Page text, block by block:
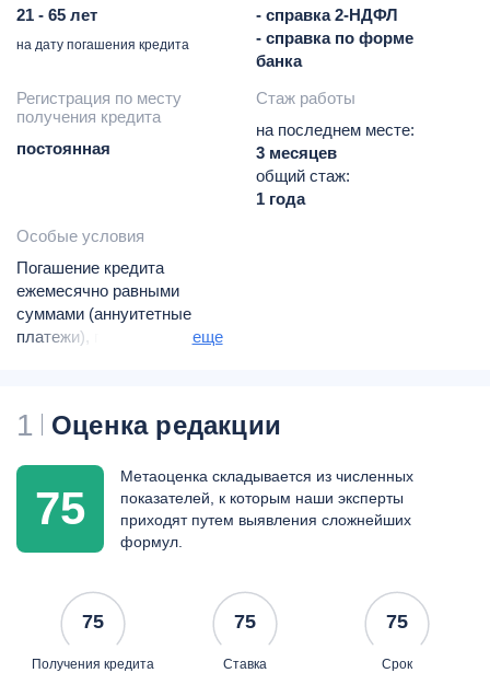
21 - 65 лет
на дату погашения кредита
- справка 2-НДФЛ
- справка по форме
банка
Регистрация по месту
получения кредита
постоянная
Стаж работы
на последнем месте:
3 месяцев
общий стаж:
1 года
Особые условия
Погашение кредита
ежемесячно равными
суммами (аннуитетные
платежи), платёж за
Срок рассмотрения заявки
еще
1 Оценка редакции
75
Метаоценка складывается из численных
показателей, к которым наши эксперты
приходят путем выявления сложнейших
формул.
75
Получения кредита
75
Ставка
75
Срок